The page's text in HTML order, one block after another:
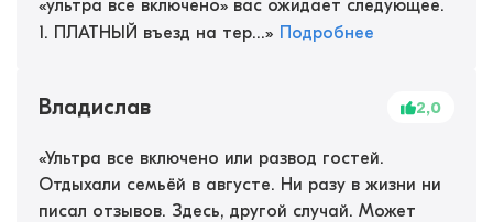
«ультра все включено» вас ожидает следующее.
1. ПЛАТНЫЙ въезд на тер...» Подробнее
Владислав 2,0
«Ультра все включено или развод гостей.
Отдыхали семьёй в августе. Ни разу в жизни ни
писал отзывов. Здесь, другой случай. Может